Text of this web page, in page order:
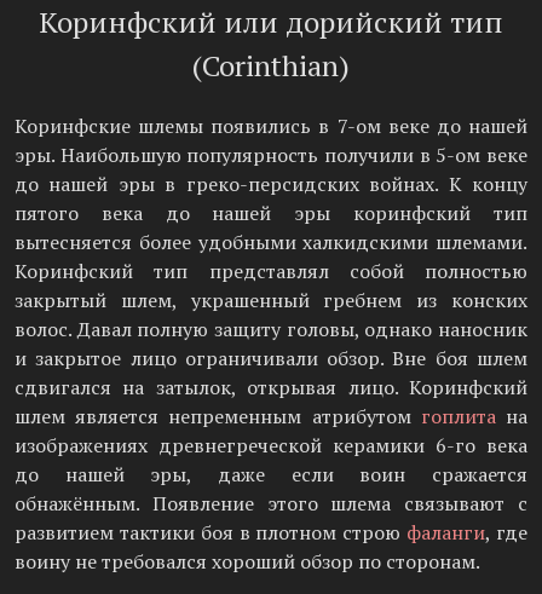
Коринфский или дорийский тип
(Corinthian)
Коринфские шлемы появились в 7-ом веке до нашей
эры. Наибольшую популярность получили в 5-ом веке
до нашей эры в греко-персидских войнах. К концу
пятого века до нашей эры коринфский тип
вытесняется более удобными халкидскими шлемами.
Коринфский тип представлял собой полностью
закрытый шлем, украшенный гребнем из конских
волос. Давал полную защиту головы, однако наносник
и закрытое лицо ограничивали обзор. Вне боя шлем
сдвигался на затылок, открывая лицо. Коринфский
шлем является непременным атрибутом гоплитана
изображениях древнегреческой керамики 6-го века
до нашей эры, даже если воин сражается
обнажённым. Появление этого шлема связывают с
развитием тактики боя в плотном строю фаланги, где
воину не требовался хороший обзор по сторонам.